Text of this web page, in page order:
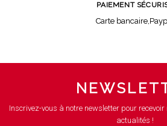
PAIEMENT
Carte
Inscrivez-vous à notre newsletter pour
actualités !